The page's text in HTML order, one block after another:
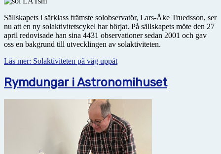
Sällskapets i särklass främste solobservatör, Lars-Åke Truedsson, ser
nu att en ny solaktivitetscykel har börjat. På sällskapets möte den 27
april redovisade han sina 4431 observationer sedan 2001 och gav
oss en bakgrund till utvecklingen av solaktiviteten.
Läs mer: Solaktiviteten på väg uppåt
Rymdungar i Astronomihuset